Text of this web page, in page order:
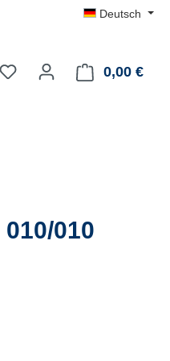
Deutsch
Du hast 0 Produkte auf
0,00 €
010